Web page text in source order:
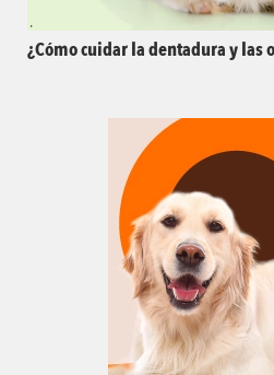
¿Cómo cuidar la dentadura y las